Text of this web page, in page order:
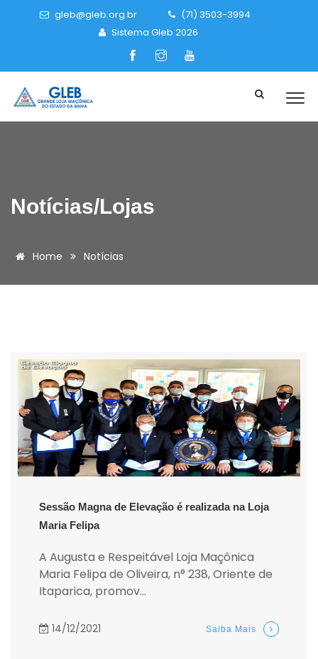
gleb@gleb.org.br
(71) 3503-3994
Sistema Gleb 2026
Notícias/Lojas
Home Notícias
Sessão Magna de Elevação é realizada na Loja
Maria Felipa
A Augusta e Respeitável Loja Maçônica
Maria Felipa de Oliveira, n° 238, Oriente de
Itaparica, promov...
14/12/2021 Saiba Mais